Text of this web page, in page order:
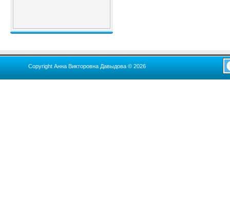
Copyright Анна Викторовна Давыдова © 2026